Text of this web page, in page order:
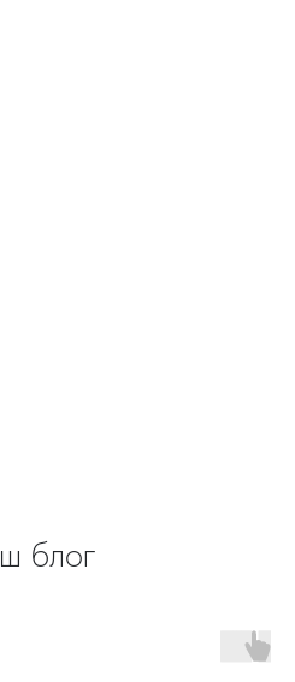
блог